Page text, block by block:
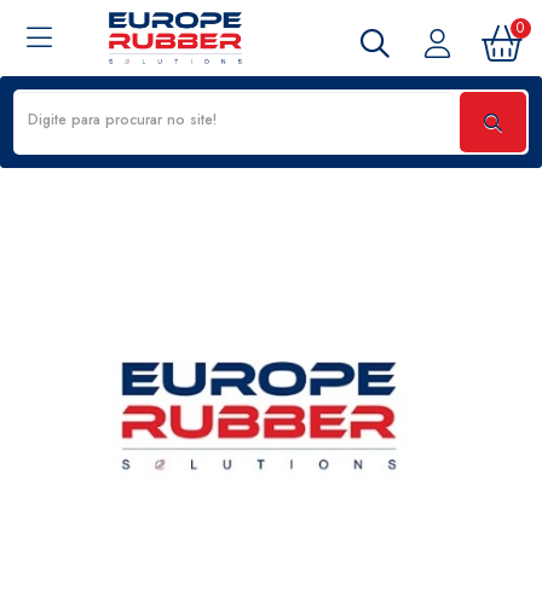
0
14779459 - CONJ. VEDAÇÃO TRANSFORMADOR 50000KVA